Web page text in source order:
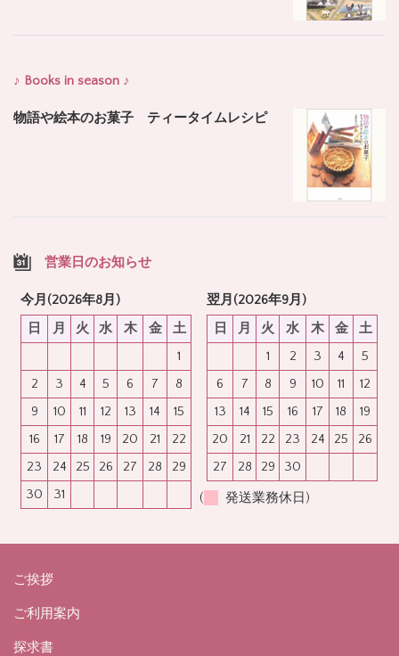
♪ Books in season ♪
物語や絵本のお菓子 ティータイムレシピ
営業日のお知らせ
今月(2026年8月)
日
月 火 水 木 金
土
1
2
3 4 5 6 7
8
9
10 11 12 13 14
15
16
17 18 19 20 21
22
23
24 25 26 27 28
29
30
31
翌月(2026年9月)
日
月 火 水 木 金
土
1
2 3 4
5
6
7 8 9 10 11
12
13
14 15 16 17 18
19
20
21 22 23 24 25
26
27
28 29 30
( 発送業務休日)
ご挨拶
ご利用案内
探求書